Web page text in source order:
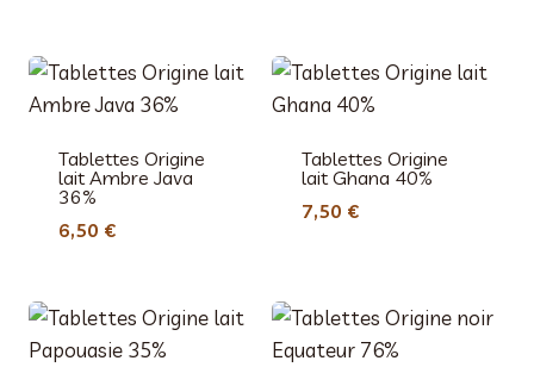
Tablettes Origine
lait Ambre Java
36%
6,50 €
Tablettes Origine
lait Ghana 40%
7,50 €